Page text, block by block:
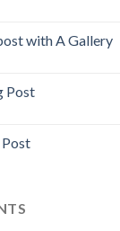
with A Gallery
Post